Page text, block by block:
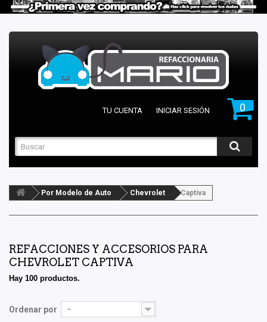
0
TU CUENTA INICIAR SESIÓN
Por Modelo de Auto Chevrolet Captiva
REFACCIONES Y ACCESORIOS PARA
CHEVROLET CAPTIVA
Hay 100 productos.
Ordenar por --